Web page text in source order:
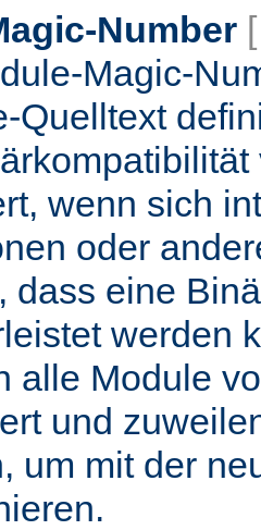
Number
Magic-
Quelltext
wenn sich
oder
dass eine
werden
alle Module
und
um mit der